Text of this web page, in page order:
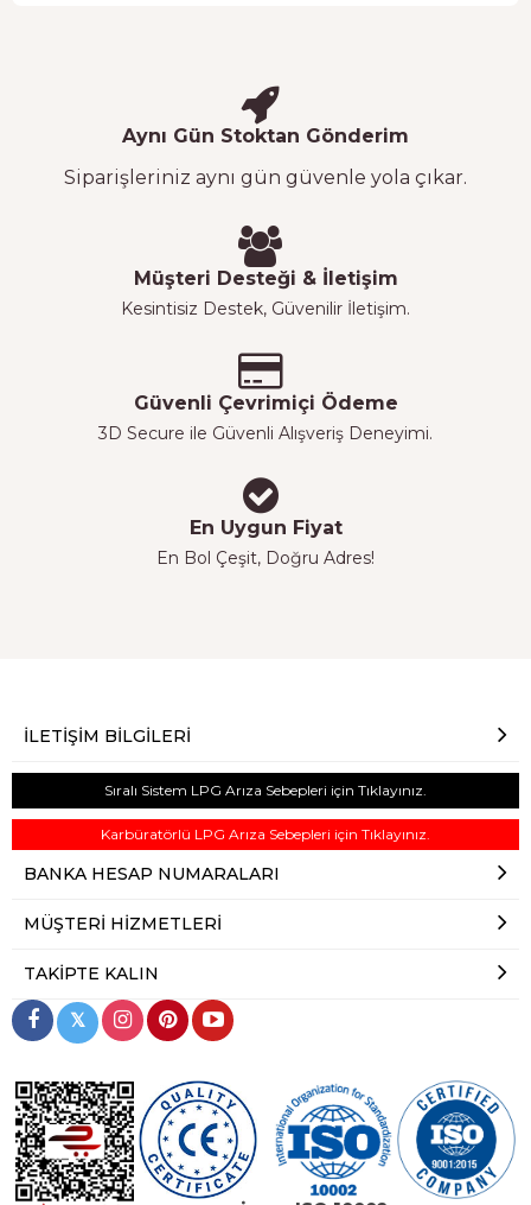
Aynı Gün Stoktan Gönderim
Siparişleriniz aynı gün güvenle yola çıkar.
Müşteri Desteği & İletişim
Kesintisiz Destek, Güvenilir İletişim.
Güvenli Çevrimiçi Ödeme
3D Secure ile Güvenli Alışveriş Deneyimi.
En Uygun Fiyat
En Bol Çeşit, Doğru Adres!
İLETIŞIM BILGILERI
Sıralı Sistem LPG Arıza Sebepleri için Tıklayınız.
Karbüratörlü LPG Arıza Sebepleri için Tıklayınız.
BANKA HESAP NUMARALARI
MÜŞTERI HIZMETLERI
TAKIPTE KALIN
𝕏